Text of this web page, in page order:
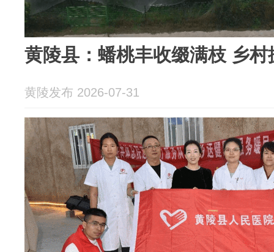
黄陵县：蟠桃丰收缀满枝 乡村
黄陵发布 2026-07-31